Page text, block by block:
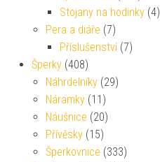
Stojany na hodinky (4)
Pera a diáře (7)
Příslušenství (7)
Šperky (408)
Náhrdelníky (29)
Náramky (11)
Náušnice (20)
Přívěsky (15)
Šperkovnice (333)